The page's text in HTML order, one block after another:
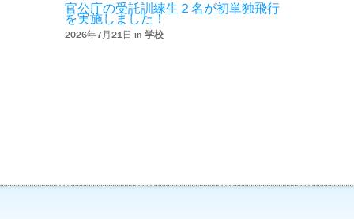
官公庁の受託訓練生２名が初単独飛行
を実施しました！
2026年7月21日 in 学校